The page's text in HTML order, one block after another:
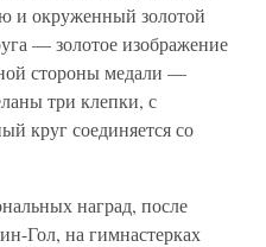
и окруженный золотой
— золотое изображение
стороны медали —
три клепки, с
круг соединяется со
наград, после
Гол, на гимнастерках